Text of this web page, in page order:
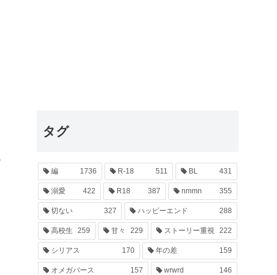
タグ
編 1736 R-18 511 BL 431
溺愛 422 R18 387 nmmn 355
切ない 327 ハッピーエンド 288
高校生 259 甘々 229 ストーリー重視 222
シリアス 170 年の差 159
オメガバース 157 wrwrd 146